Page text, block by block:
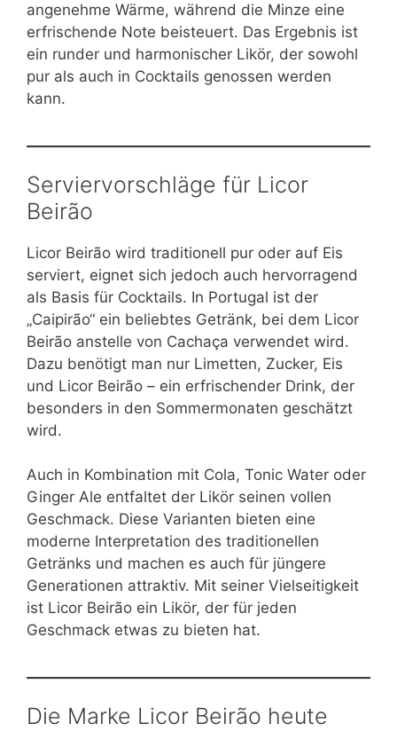
angenehme Wärme, während die Minze eine
erfrischende Note beisteuert. Das Ergebnis ist
ein runder und harmonischer Likör, der sowohl
pur als auch in Cocktails genossen werden
kann.
Serviervorschläge für Licor
Beirão
Licor Beirão wird traditionell pur oder auf Eis
serviert, eignet sich jedoch auch hervorragend
als Basis für Cocktails. In Portugal ist der
„Caipirão“ ein beliebtes Getränk, bei dem Licor
Beirão anstelle von Cachaça verwendet wird.
Dazu benötigt man nur Limetten, Zucker, Eis
und Licor Beirão – ein erfrischender Drink, der
besonders in den Sommermonaten geschätzt
wird.
Auch in Kombination mit Cola, Tonic Water oder
Ginger Ale entfaltet der Likör seinen vollen
Geschmack. Diese Varianten bieten eine
moderne Interpretation des traditionellen
Getränks und machen es auch für jüngere
Generationen attraktiv. Mit seiner Vielseitigkeit
ist Licor Beirão ein Likör, der für jeden
Geschmack etwas zu bieten hat.
Die Marke Licor Beirão heute